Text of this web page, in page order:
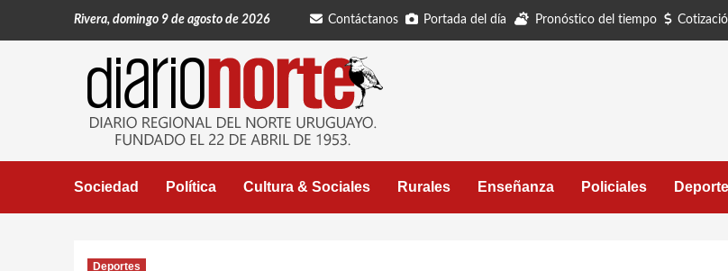
Rivera, domingo 9 de agosto de 2026 Contáctanos Portada del día Pronóstico del tiempo
Sociedad Política Cultura & Sociales Rurales Enseñanza Policiales
Deportes